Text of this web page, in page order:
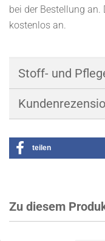
bei der Bestellung an.
kostenlos an.
Stoff- und
teilen
Zu diesem